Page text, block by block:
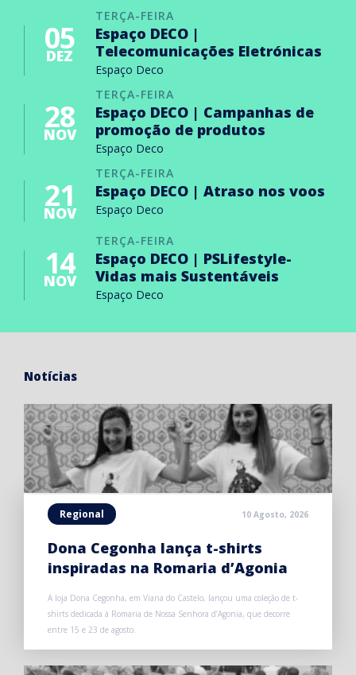
TERÇA-FEIRA
05
DEZ
Espaço DECO |
Telecomunicações Eletrónicas
Espaço Deco
TERÇA-FEIRA
28
NOV
Espaço DECO | Campanhas de
promoção de produtos
Espaço Deco
TERÇA-FEIRA
21
NOV
Espaço DECO | Atraso nos voos
Espaço Deco
TERÇA-FEIRA
14
NOV
Espaço DECO | PSLifestyle-
Vidas mais Sustentáveis
Espaço Deco
Notícias
Regional 10 Agosto, 2026
Dona Cegonha lança t-shirts
inspiradas na Romaria d’Agonia
A loja Dona Cegonha, em Viana do Castelo, lançou uma coleção de t-
shirts dedicada à Romaria de Nossa Senhora d’Agonia, que decorre
entre 15 e 23 de agosto.